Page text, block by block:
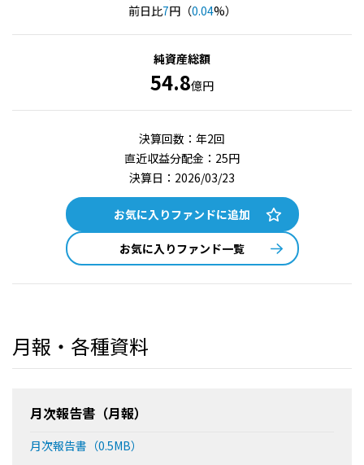
前日比7円（0.04%）
純資産総額
54.8億円
決算回数：年2回
直近収益分配金：25円
決算日：2026/03/23
お気に入りファンドに追加
お気に入りファンド一覧
月報・各種資料
月次報告書（月報）
月次報告書（0.5MB）